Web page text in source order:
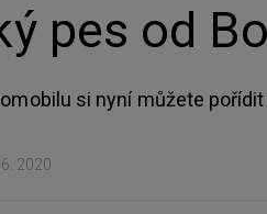
pes od
si nyní můžete
2020